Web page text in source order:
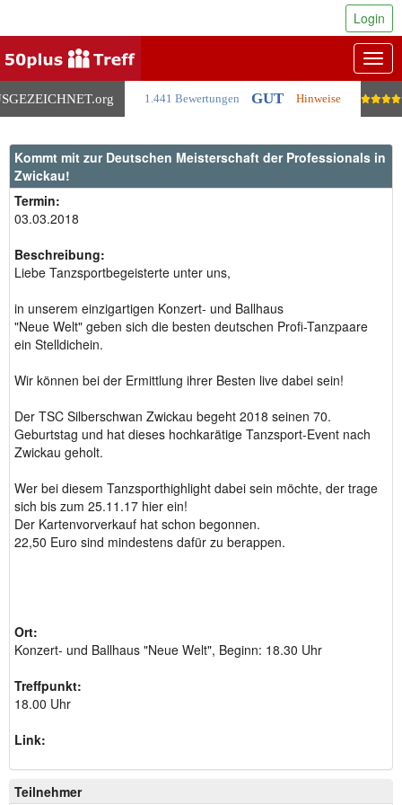
.org 1.441 Bewertungen GUT Hinweise
Login
Kommt mit zur Deutschen Meisterschaft der Professionals in
Zwickau!
Termin:
03.03.2018
Beschreibung:
Liebe Tanzsportbegeisterte unter uns,
in unserem einzigartigen Konzert- und Ballhaus
"Neue Welt" geben sich die besten deutschen Profi-Tanzpaare
ein Stelldichein.
Wir können bei der Ermittlung ihrer Besten live dabei sein!
Der TSC Silberschwan Zwickau begeht 2018 seinen 70.
Geburtstag und hat dieses hochkarätige Tanzsport-Event nach
Zwickau geholt.
Wer bei diesem Tanzsporthighlight dabei sein möchte, der trage
sich bis zum 25.11.17 hier ein!
Der Kartenvorverkauf hat schon begonnen.
22,50 Euro sind mindestens dafür zu berappen.
Ort:
Konzert- und Ballhaus "Neue Welt", Beginn: 18.30 Uhr
Treffpunkt:
18.00 Uhr
Link:
Teilnehmer